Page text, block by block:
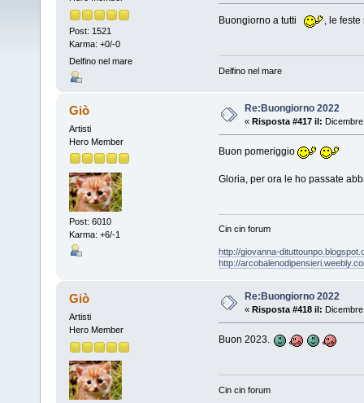
Post: 1521
Karma: +0/-0
Delfino nel mare
Buongiorno a tutti , le
Delfino nel mare
Giò
Artisti
Hero Member
Post: 6010
Karma: +6/-1
Re:Buongiorno 2022
« Risposta #417 il:
Buon pomeriggio
Gloria, per ora le ho passate
Cin cin forum
http://giovanna-
http://
Giò
Artisti
Hero Member
Re:Buongiorno 2022
« Risposta #418 il:
Buon 2023.
Cin cin forum